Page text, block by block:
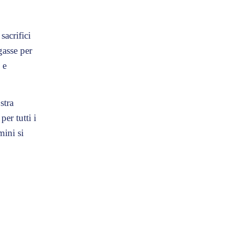
per
e
tutti i
si